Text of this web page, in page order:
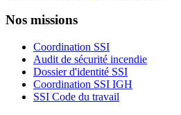
Nos missions
Coordination SSI
Audit de sécurité incendie
Dossier d'identité SSI
Coordination SSI IGH
SSI Code du travail